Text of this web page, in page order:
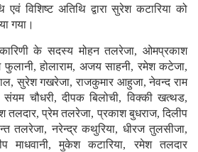
विशिष्ट अतिथि द्वारा सुरेश कटारिया को
गया।
के सदस्य मोहन तलरेजा, ओमप्रकाश
होलाराम, अजय साहनी, रमेश कटेजा,
सुरेश गखरेजा, राजकुमार आहुजा, नेवन्द राम
संयम चौधरी, दीपक बिलोची, विक्की खत्थड,
तलदार, प्रेम तलरेजा, प्रकाश बुधराज, दिलीप
तलरेजा, नरेन्द्र कथुरिया, धीरज तुलसीजा,
माधवानी, मुकेश कटारिया, रमेश तलदार